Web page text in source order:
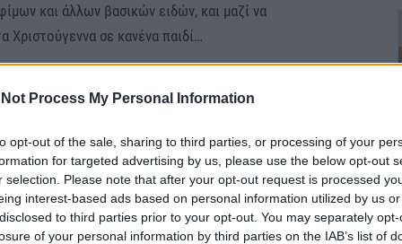
Not Process My Personal Information
opt-out of the sale, sharing to third parties, or processing of your
for targeted advertising by us, please use the below opt-out
selection. Please note that after your opt-out request is processed
interest-based ads based on personal information utilized by us
to third parties prior to your opt-out. You may separately
of your personal information by third parties on the IAB’s list of
και άλλων βασικών ειδών, και μαζί να
Χριστούγεννα σε κανένα παιδί…
καταφέρουμε, και αυτά τα Χριστούγεννα, να
οικογένειές τους τα πιο όμορφα και ζεστά
των παιδιών που θα ανταποκριθούν στην έκκληση
λειτουργία του Οργανισμού και θα αναδείξει την
της προσφοράς, δημιουργώντας παράλληλα